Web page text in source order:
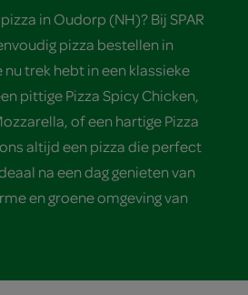
in Oudorp (NH)? Bij SPAR
pizza bestellen in
trek hebt in een klassieke
pittige Pizza Spicy Chicken,
of een hartige Pizza
altijd een pizza die perfect
na een dag genieten van
en groene omgeving van